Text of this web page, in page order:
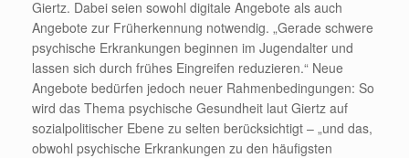
Giertz. Dabei seien sowohl digitale Angebote als auch
Angebote zur Früherkennung notwendig. „Gerade schwere
psychische Erkrankungen beginnen im Jugendalter und
lassen sich durch frühes Eingreifen reduzieren.“ Neue
Angebote bedürfen jedoch neuer Rahmenbedingungen: So
wird das Thema psychische Gesundheit laut Giertz auf
sozialpolitischer Ebene zu selten berücksichtigt – „und das,
obwohl psychische Erkrankungen zu den häufigsten